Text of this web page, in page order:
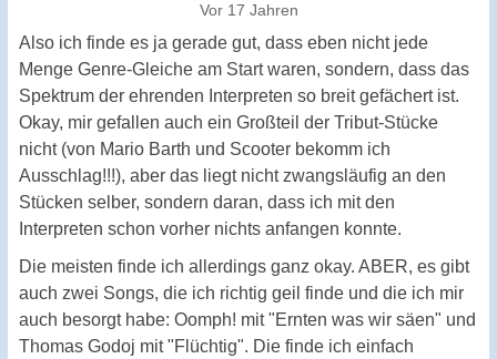
Vor 17 Jahren
Also ich finde es ja gerade gut, dass eben nicht jede
Menge Genre-Gleiche am Start waren, sondern, dass das
Spektrum der ehrenden Interpreten so breit gefächert ist.
Okay, mir gefallen auch ein Großteil der Tribut-Stücke
nicht (von Mario Barth und Scooter bekomm ich
Ausschlag!!!), aber das liegt nicht zwangsläufig an den
Stücken selber, sondern daran, dass ich mit den
Interpreten schon vorher nichts anfangen konnte.
Die meisten finde ich allerdings ganz okay. ABER, es gibt
auch zwei Songs, die ich richtig geil finde und die ich mir
auch besorgt habe: Oomph! mit "Ernten was wir säen" und
Thomas Godoj mit "Flüchtig". Die finde ich einfach